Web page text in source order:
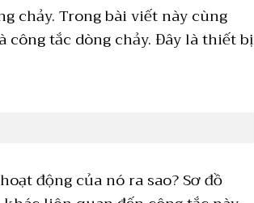
chảy. Trong bài viết này cùng
tắc dòng chảy. Đây là thiết bị
động của nó ra sao? Sơ đồ